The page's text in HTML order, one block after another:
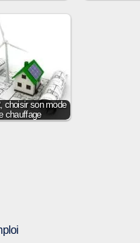
choisir son mode
chauffage